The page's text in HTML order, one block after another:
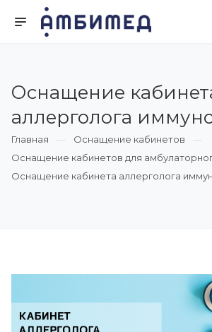
Оснащение
аллерголога
Главная
Оснащение кабинетов
Оснащение кабинетов для
Оснащение кабинета аллерголога